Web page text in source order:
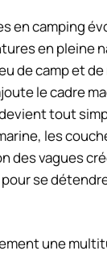
en camping
en pleine
de camp et
le cadre
devient tout
les
des vagues
se
une